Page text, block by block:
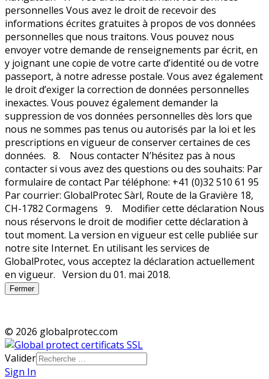
Fermer
© 2026 globalprotec.com
Valider
Sign In